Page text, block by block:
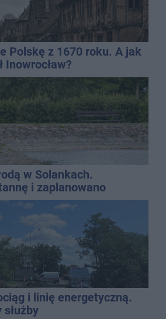
Polskę z 1670 roku. A jak
Inowrocław?
w Solankach.
i zaplanowano
i linię energetyczną.
służby